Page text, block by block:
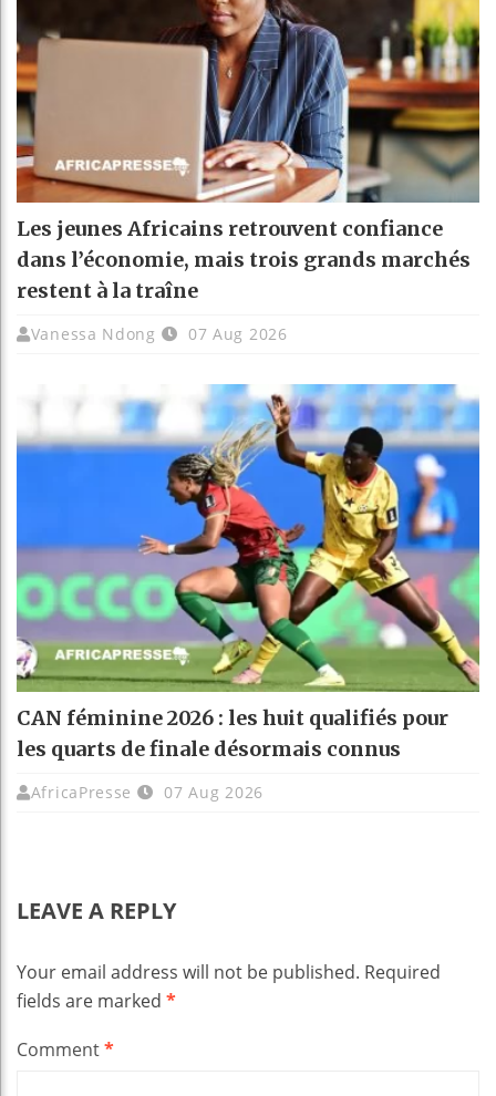
Les jeunes Africains retrouvent confiance
dans l’économie, mais trois grands marchés
restent à la traîne
Vanessa Ndong 07 Aug 2026
CAN féminine 2026 : les huit qualifiés pour
les quarts de finale désormais connus
AfricaPresse 07 Aug 2026
LEAVE A REPLY
Your email address will not be published. Required
fields are marked *
Comment*